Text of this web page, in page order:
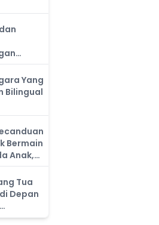
Anda
Kognitif
WajibYang
Bilingual
Pada
Bermain
Anak,
Tua
Depan